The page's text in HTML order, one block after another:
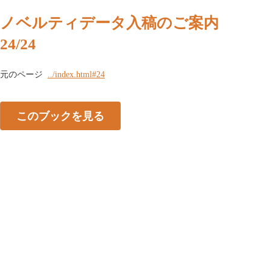
ノベルティデータ入稿のご案内
24/24
元のページ ../index.html#24
このブックを見る